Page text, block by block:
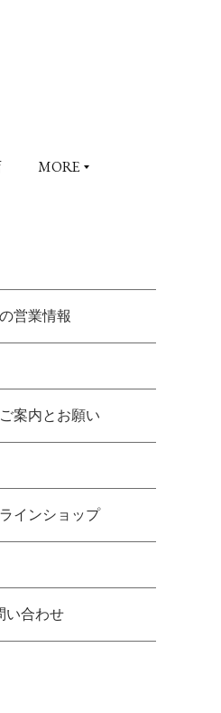
MORE
営業情報
案内とお願い
インショップ
い合わせ